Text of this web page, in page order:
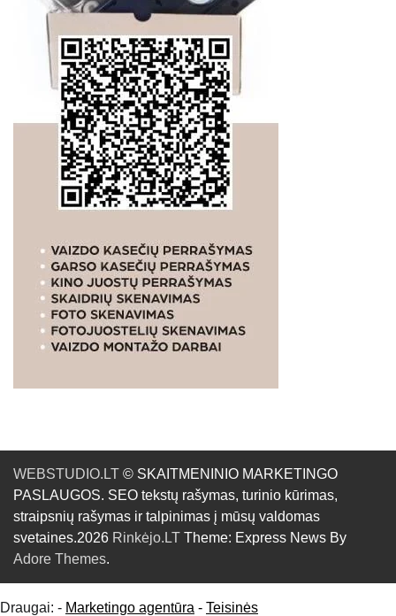
WEBSTUDIO.LT © SKAITMENINIO MARKETINGO
PASLAUGOS. SEO tekstų rašymas, turinio kūrimas,
straipsnių rašymas ir talpinimas į mūsų valdomas
svetaines.2026 Rinkėjo.LT Theme: Express News By
Adore Themes.
Draugai: - Marketingo agentūra - Teisinės